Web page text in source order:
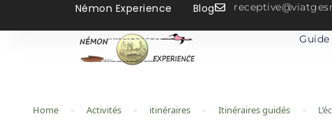
Némon Experience Blog
Home Activités itinéraires Itinéraires guidés